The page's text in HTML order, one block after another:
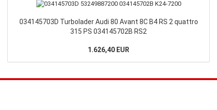
034145703D Turbolader Audi 80 Avant 8C B4 RS 2 quattro
315 PS 034145702B RS2
1.626,40 EUR